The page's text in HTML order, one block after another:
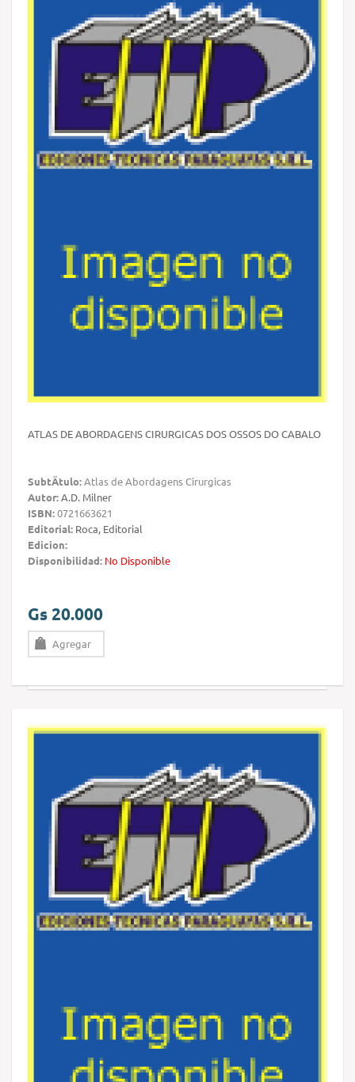
ATLAS DE ABORDAGENS CIRURGICAS DOS OSSOS DO CABALO
SubtÃ­tulo:Atlas de Abordagens Cirurgicas
Autor:A.D. Milner
ISBN:0721663621
Editorial: Roca, Editorial
Edicion:
Disponibilidad: No Disponible
Gs 20.000
Agregar